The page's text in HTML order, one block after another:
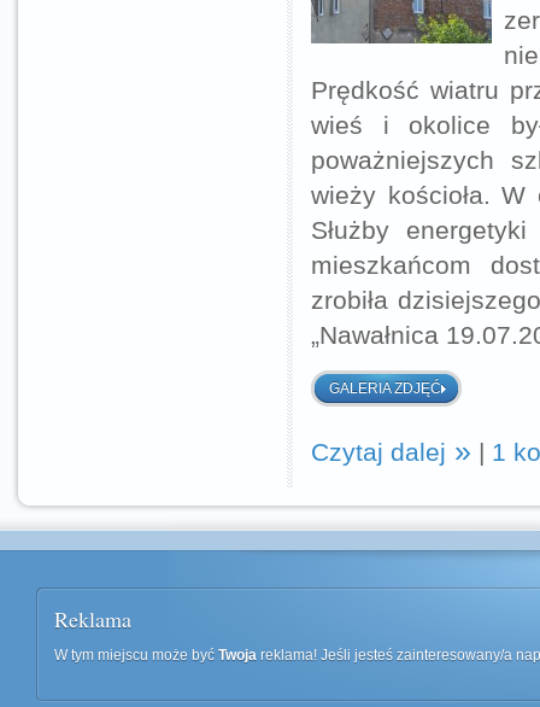
Prędkość wiatru
wieś i okolice
poważniejszych
wieży kościoła.
Służby
mieszkańcom
zrobiła
„Nawałnica
GALERIA ZDJĘĆ
Czytaj dalej | 1
Reklama
W tym miejscu może być Twoja reklama! Jeśli jesteś zainteresowany/a